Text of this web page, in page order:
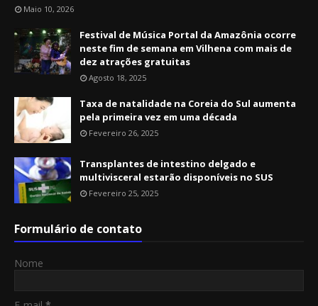
Maio 10, 2026
Festival de Música Portal da Amazônia ocorre
neste fim de semana em Vilhena com mais de
dez atrações gratuitas
Agosto 18, 2025
Taxa de natalidade na Coreia do Sul aumenta
pela primeira vez em uma década
Fevereiro 26, 2025
Transplantes de intestino delgado e
multivisceral estarão disponíveis no SUS
Fevereiro 25, 2025
Formulário de contato
Nome